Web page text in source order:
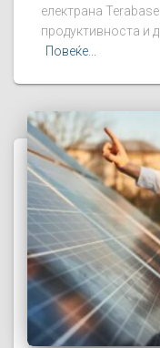
електрана
продуктивноста и
Повеќе...